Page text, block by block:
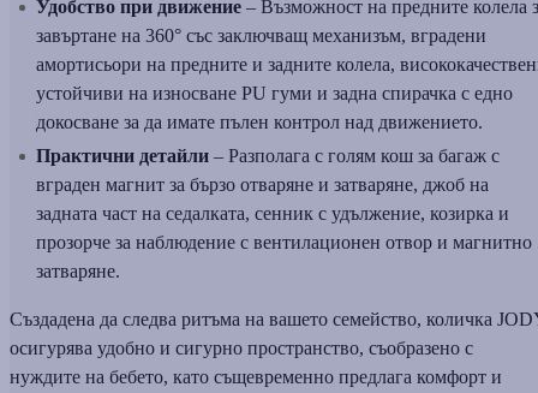
Удобство при движение – Възможност на предните колела
завъртане на 360° със заключващ механизъм, вградени
амортисьори на предните и задните колела,
устойчиви на износване PU гуми и задна спирачка с едно
докосване за да имате пълен контрол над движението.
Практични детайли – Разполага с голям кош за багаж с
вграден магнит за бързо отваряне и затваряне, джоб на
задната част на седалката, сенник с удължение, козирка и
прозорче за наблюдение с вентилационен отвор и магнитно
затваряне.
Създадена да следва ритъма на вашето семейство, количка
осигурява удобно и сигурно пространство, съобразено с
нуждите на бебето, като същевременно предлага комфорт и